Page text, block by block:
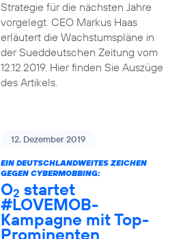
Strategie für die nächsten Jahre
vorgelegt. CEO Markus Haas
erläutert die Wachstumspläne in
der Sueddeutschen Zeitung vom
12.12.2019. Hier finden Sie Auszüge
des Artikels.
12. Dezember 2019
EIN DEUTSCHLANDWEITES ZEICHEN
GEGEN CYBERMOBBING:
O2 startet
#LOVEMOB-
Kampagne mit Top-
Prominenten